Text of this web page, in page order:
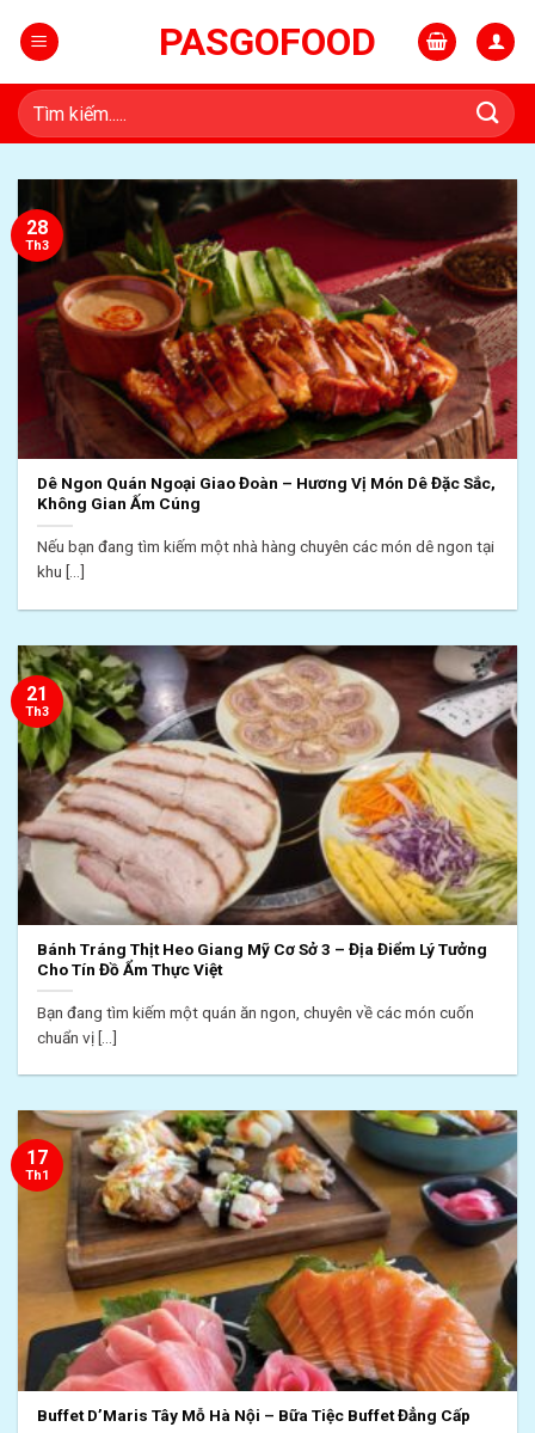
PASGOFOOD
Tìm
kiếm:
Dê Ngon Quán Ngoại Giao Đoàn – Hương Vị Món Dê Đặc Sắc,
Không Gian Ấm Cúng
Nếu bạn đang tìm kiếm một nhà hàng chuyên các món dê ngon tại
khu [...]
28
Th3
Bánh Tráng Thịt Heo Giang Mỹ Cơ Sở 3 – Địa Điểm Lý Tưởng
Cho Tín Đồ Ẩm Thực Việt
Bạn đang tìm kiếm một quán ăn ngon, chuyên về các món cuốn
chuẩn vị [...]
21
Th3
Buffet D’Maris Tây Mỗ Hà Nội – Bữa Tiệc Buffet Đẳng Cấp
17
Th1